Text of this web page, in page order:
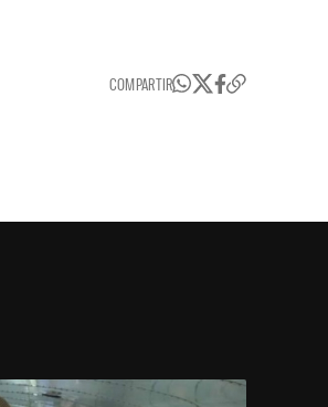
COMPARTIR